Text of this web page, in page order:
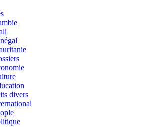
divers